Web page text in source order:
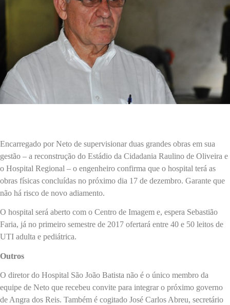
Encarregado por Neto de supervisionar duas grandes obras em sua
gestão – a reconstrução do Estádio da Cidadania Raulino de Oliveira e
o Hospital Regional – o engenheiro confirma que o hospital terá as
obras físicas concluídas no próximo dia 17 de dezembro. Garante que
não há risco de novo adiamento.
O hospital será aberto com o Centro de Imagem e, espera Sebastião
Faria, já no primeiro semestre de 2017 ofertará entre 40 e 50 leitos de
UTI adulta e pediátrica.
Outros
O diretor do Hospital São João Batista não é o único membro da
equipe de Neto que recebeu convite para integrar o próximo governo
de Angra dos Reis. Também é cogitado José Carlos Abreu, secretário